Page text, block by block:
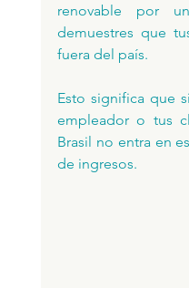
renovable por
demuestres que
fuera del país.
Esto significa que
empleador o tus
Brasil no entra en
de ingresos.